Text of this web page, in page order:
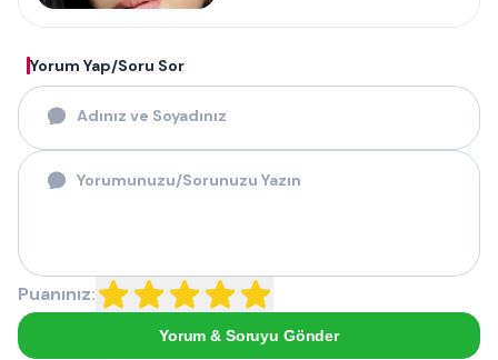
Yorum Yap/Soru Sor
Puanınız:
Yorum & Soruyu Gönder